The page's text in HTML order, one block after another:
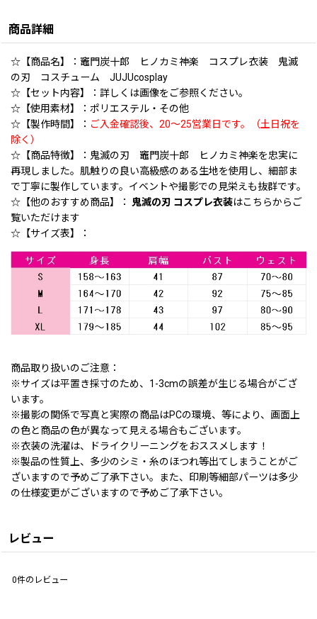
商品詳細
☆【商品名】：竈門炭十郎 ヒノカミ神楽 コスプレ衣装 鬼滅
の刃 コスチューム JUJUcosplay
☆【セット内容】：詳しくは画像をご参照ください。
☆【使用素材】：ポリエステル・その他
☆【製作時間】： ご入金確認後、20〜25営業日です。（土日祝を
除く）
☆【商品特徴】：鬼滅の刃 竈門炭十郎 ヒノカミ神楽を忠実に
再現しました。肌触りの良い高級感のある生地を使用し、細部ま
で丁寧に製作しています。イベントや撮影での見栄えも抜群です。
☆【他のおすすめ商品】：
鬼滅の刃 コスプレ衣装はこちらからご
覧いただけます
☆【サイズ表】：
商品取り扱いのご注意：
※サイズは平置き採寸のため、1-3cmの誤差が生じる場合がござ
います。
※撮影の関係で写真と実際の商品はPCの環境、等により、画面上
の色と商品の色が異なって見える場合もございます。
※衣装の洗濯は、ドライクリーニングをおススメします！
※製品の性質上、多少のシミ・糸のほつれ等出てしまうことがご
ざいますので予めご了承下さい。また、印刷等細部パーツは多少
の仕様変更がございますので予めご了承下さい。
レビュー
0件のレビュー